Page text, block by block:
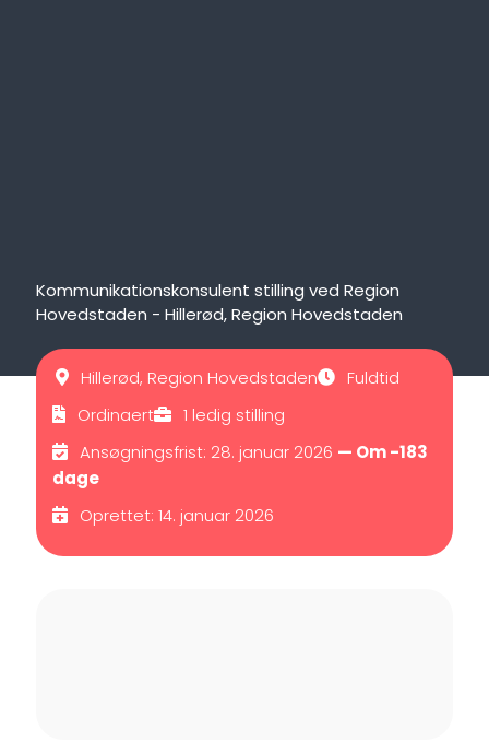
Kommunikationskonsulent stilling ved Region
Hovedstaden - Hillerød, Region Hovedstaden
Hillerød, Region Hovedstaden
Fuldtid
Ordinaert
1 ledig stilling
Ansøgningsfrist: 28. januar 2026 — Om -183
dage
Oprettet: 14. januar 2026